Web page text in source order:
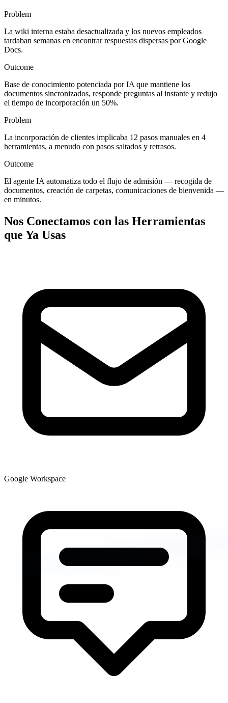
Problem
La wiki interna estaba desactualizada y los nuevos empleados
tardaban semanas en encontrar respuestas dispersas por Google
Docs.
Outcome
Base de conocimiento potenciada por IA que mantiene los
documentos sincronizados, responde preguntas al instante y redujo
el tiempo de incorporación un 50%.
Problem
La incorporación de clientes implicaba 12 pasos manuales en 4
herramientas, a menudo con pasos saltados y retrasos.
Outcome
El agente IA automatiza todo el flujo de admisión — recogida de
documentos, creación de carpetas, comunicaciones de bienvenida —
en minutos.
Nos Conectamos con las Herramientas
que Ya Usas
Google Workspace